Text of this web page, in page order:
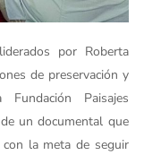
por Roberta
de preservación y
Paisajes
un documental que
la meta de seguir